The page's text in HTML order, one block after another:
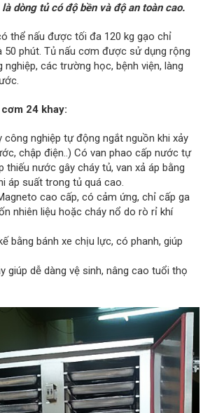
dòng tủ có độ bền và độ an toàn cao.
thể nấu được tối đa 120 kg gạo chỉ
50 phút. Tủ nấu cơm được sử dụng rộng
các trường học, bệnh viện, làng
24 khay:
công nghiệp tự động ngắt nguồn khi xảy
chập điện..) Có van phao cấp nước tự
nước gây cháy tủ, van xả áp bằng
áp suất trong tủ quá cao.
cao cấp, có cảm ứng, chỉ cấp ga
nhiên liệu hoặc cháy nổ do rò rỉ khí
bằng bánh xe chịu lực, có phanh, giúp
giúp dễ dàng vệ sinh, nâng cao tuổi thọ